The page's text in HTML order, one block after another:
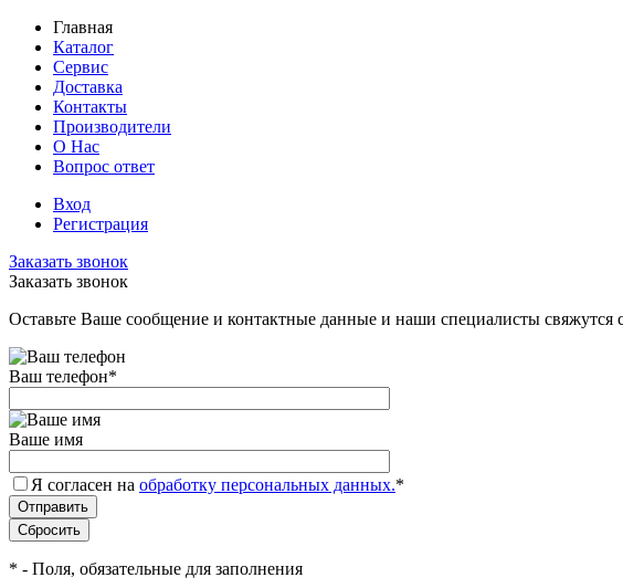
Главная
Каталог
Сервис
Доставка
Контакты
Производители
О Нас
Вопрос ответ
Вход
Регистрация
Заказать звонок
Заказать звонок
Оставьте Ваше сообщение и контактные данные и наши специалисты
Ваш телефон*
Ваше имя
Я согласен на обработку персональных данных.*
* - Поля, обязательные для заполнения